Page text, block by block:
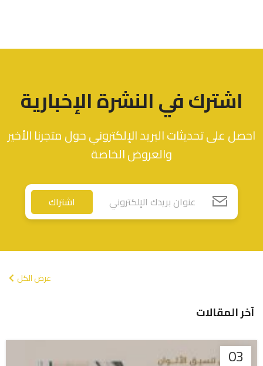
اشترك في النشرة الإخبارية
احصل على تحديثات البريد الإلكتروني حول متجرنا الأخير
والعروض الخاصة
اشتراك
عرض الكل
آخر المقالات
03